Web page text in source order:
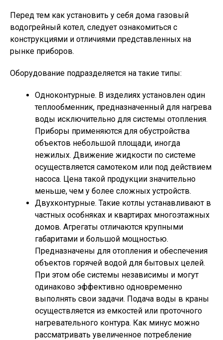
Перед тем как установить у себя дома газовый
водогрейный котел, следует ознакомиться с
конструкциями и отличиями представленных на
рынке приборов.
Оборудование подразделяется на такие типы:
Одноконтурные. В изделиях установлен один
теплообменник, предназначенный для нагрева
воды исключительно для системы отопления.
Приборы применяются для обустройства
объектов небольшой площади, иногда
нежилых. Движение жидкости по системе
осуществляется самотеком или под действием
насоса. Цена такой продукции значительно
меньше, чем у более сложных устройств.
Двухконтурные. Такие котлы устанавливают в
частных особняках и квартирах многоэтажных
домов. Агрегаты отличаются крупными
габаритами и большой мощностью.
Предназначены для отопления и обеспечения
объектов горячей водой для бытовых целей.
При этом обе системы независимы и могут
одинаково эффективно одновременно
выполнять свои задачи. Подача воды в краны
осуществляется из емкостей или проточного
нагревательного контура. Как минус можно
рассматривать увеличенное потребление